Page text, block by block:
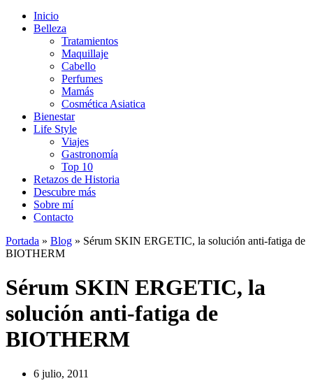
Inicio
Belleza
Tratamientos
Maquillaje
Cabello
Perfumes
Mamás
Cosmética Asiatica
Bienestar
Life Style
Viajes
Gastronomía
Top 10
Retazos de Historia
Descubre más
Sobre mí
Contacto
Portada » Blog » Sérum SKIN ERGETIC, la solución anti-fatiga de
BIOTHERM
Sérum SKIN ERGETIC, la
solución anti-fatiga de
BIOTHERM
6 julio, 2011